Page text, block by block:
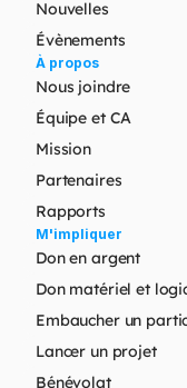
Nouvelles
Évènements
À propos
Nous joindre
Équipe et CA
Mission
Partenaires
Rapports
M'impliquer
Don en argent
Don matériel et
Embaucher un
Lancer un projet
Bénévolat